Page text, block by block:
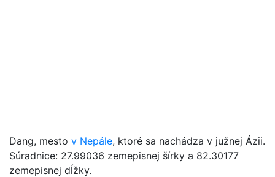
Dang, mesto v Nepále, ktoré sa nachádza v južnej Ázii.
Súradnice: 27.99036 zemepisnej šírky a 82.30177
zemepisnej dĺžky.